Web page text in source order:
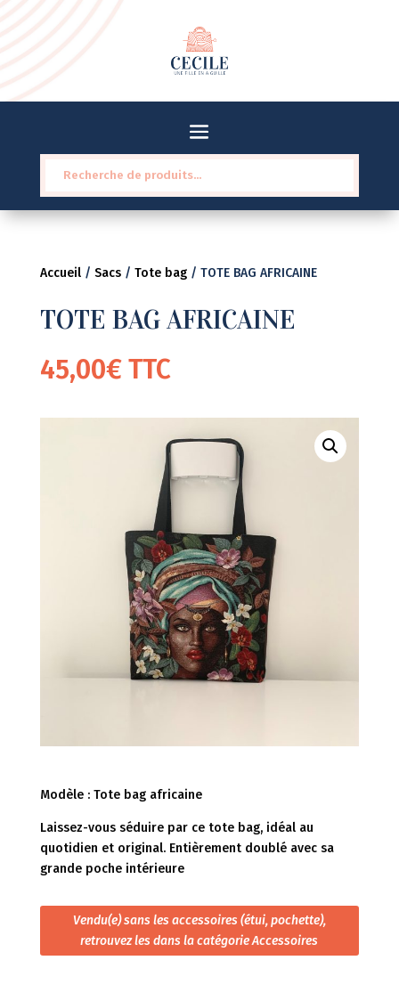
pour :
Accueil/ Sacs/ Tote bag/ TOTE BAG AFRICAINE
TOTE BAG AFRICAINE
45,00€ TTC
Modèle : Tote bag africaine
Laissez-vous séduire par ce tote bag, idéal au
quotidien et original. Entièrement doublé avec sa
grande poche intérieure
Vendu(e) sans les accessoires (étui, pochette),
retrouvez les dans la catégorie Accessoires